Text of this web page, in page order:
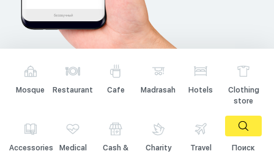
Mosque Restaurant Cafe Madrasah Hotels
Clothing
store
Accessories Medical
Cash &
Charity
Travel
Поиск